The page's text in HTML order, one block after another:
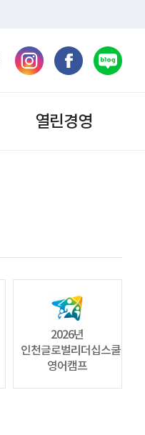
열린경영
2026년
인천글로벌리더십스쿨
영어캠프